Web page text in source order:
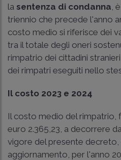
la sentenza di condanna ,
triennio che precede l'anno
costo medio si riferisce dei
tra il totale degli oneri
rimpatrio dei cittadini
dei rimpatri eseguiti nello
Il costo 2023 e 2024
Il costo medio del rimpatrio,
euro 2.365,23, a decorrere
vigore del presente
aggiornamento, per l'anno